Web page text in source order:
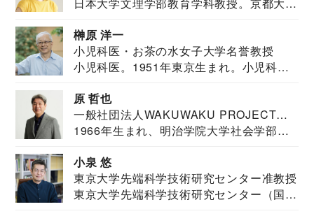
日本大学文理学部教育学科教授。京都大学
榊原 洋一
小児科医・お茶の水女子大学名誉教授
小児科医。1951年東京生まれ。小児科
原 哲也
一般社団法人WAKUWAKU PROJECT
JAPAN代表・言語聴覚士・社会福祉士
1966年生まれ、明治学院大学社会学部福
小泉 悠
東京大学先端科学技術研究センター准教授
東京大学先端科学技術研究センター（国際